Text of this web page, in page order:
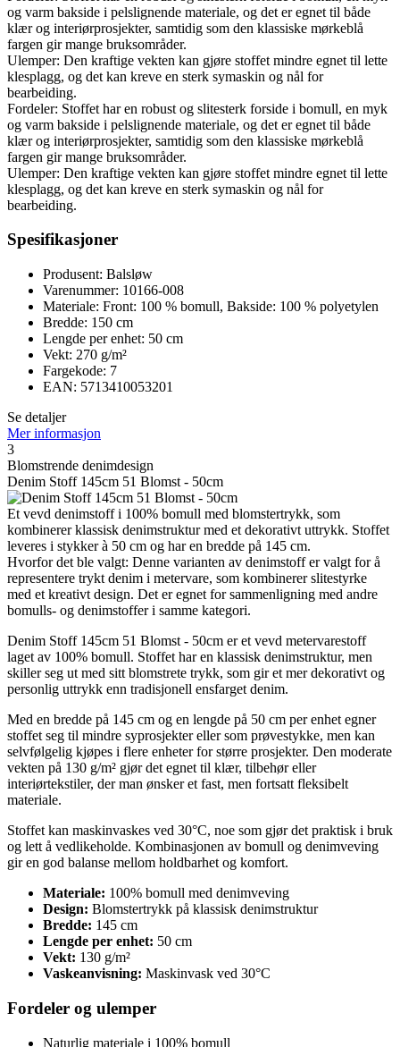
og varm bakside i pelslignende materiale, og det er egnet til både
klær og interiørprosjekter, samtidig som den klassiske mørkeblå
fargen gir mange bruksområder.
Ulemper: Den kraftige vekten kan gjøre stoffet mindre egnet til lette
klesplagg, og det kan kreve en sterk symaskin og nål for
bearbeiding.
Fordeler: Stoffet har en robust og slitesterk forside i bomull, en myk
og varm bakside i pelslignende materiale, og det er egnet til både
klær og interiørprosjekter, samtidig som den klassiske mørkeblå
fargen gir mange bruksområder.
Ulemper: Den kraftige vekten kan gjøre stoffet mindre egnet til lette
klesplagg, og det kan kreve en sterk symaskin og nål for
bearbeiding.
Spesifikasjoner
Produsent: Balsløw
Varenummer: 10166-008
Materiale: Front: 100 % bomull, Bakside: 100 % polyetylen
Bredde: 150 cm
Lengde per enhet: 50 cm
Vekt: 270 g/m²
Fargekode: 7
EAN: 5713410053201
Se detaljer
Mer informasjon
3
Blomstrende denimdesign
Denim Stoff 145cm 51 Blomst - 50cm
Et vevd denimstoff i 100% bomull med blomstertrykk, som
kombinerer klassisk denimstruktur med et dekorativt uttrykk. Stoffet
leveres i stykker à 50 cm og har en bredde på 145 cm.
Hvorfor det ble valgt: Denne varianten av denimstoff er valgt for å
representere trykt denim i metervare, som kombinerer slitestyrke
med et kreativt design. Det er egnet for sammenligning med andre
bomulls- og denimstoffer i samme kategori.
Denim Stoff 145cm 51 Blomst - 50cm er et vevd metervarestoff
laget av 100% bomull. Stoffet har en klassisk denimstruktur, men
skiller seg ut med sitt blomstrete trykk, som gir et mer dekorativt og
personlig uttrykk enn tradisjonell ensfarget denim.
Med en bredde på 145 cm og en lengde på 50 cm per enhet egner
stoffet seg til mindre syprosjekter eller som prøvestykke, men kan
selvfølgelig kjøpes i flere enheter for større prosjekter. Den moderate
vekten på 130 g/m² gjør det egnet til klær, tilbehør eller
interiørtekstiler, der man ønsker et fast, men fortsatt fleksibelt
materiale.
Stoffet kan maskinvaskes ved 30°C, noe som gjør det praktisk i bruk
og lett å vedlikeholde. Kombinasjonen av bomull og denimveving
gir en god balanse mellom holdbarhet og komfort.
Materiale: 100% bomull med denimveving
Design: Blomstertrykk på klassisk denimstruktur
Bredde: 145 cm
Lengde per enhet: 50 cm
Vekt: 130 g/m²
Vaskeanvisning: Maskinvask ved 30°C
Fordeler og ulemper
Naturlig materiale i 100% bomull